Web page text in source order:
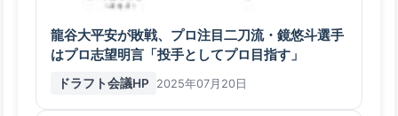
龍谷大平安が敗戦、プロ注目二刀流・鏡悠斗選手
はプロ志望明言「投手としてプロ目指す」
ドラフト会議HP 2025年07月20日